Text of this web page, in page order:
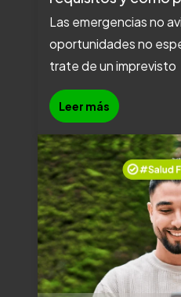
Las emergencias no
oportunidades no
trate de un imprevisto
Leer más